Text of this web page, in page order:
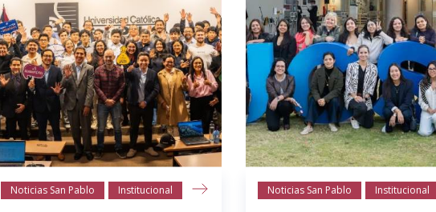
Noticias San Pablo Institucional Noticias San Pablo Institucional